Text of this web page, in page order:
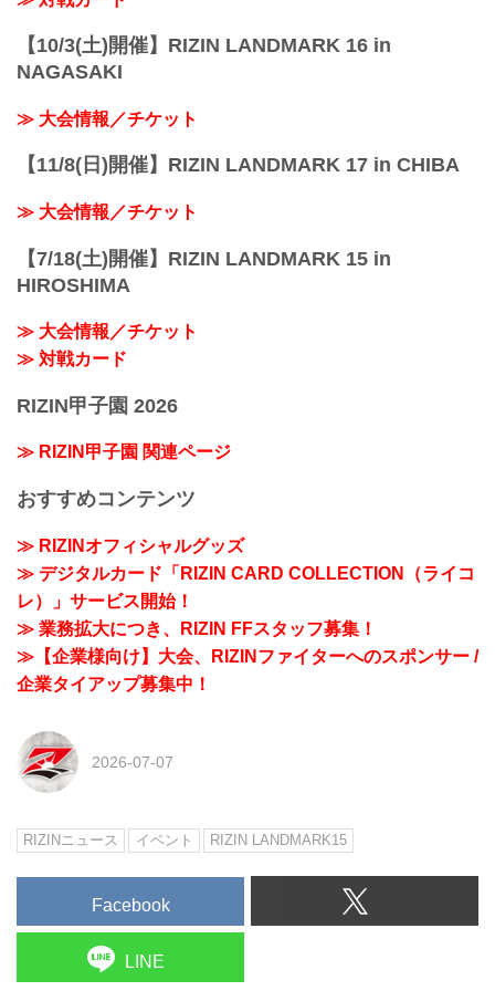
【10/3(土)開催】RIZIN LANDMARK 16 in
NAGASAKI
≫ 大会情報／チケット
【11/8(日)開催】RIZIN LANDMARK 17 in CHIBA
≫ 大会情報／チケット
【7/18(土)開催】RIZIN LANDMARK 15 in
HIROSHIMA
≫ 大会情報／チケット
≫ 対戦カード
RIZIN甲子園 2026
≫ RIZIN甲子園 関連ページ
おすすめコンテンツ
≫ RIZINオフィシャルグッズ
≫ デジタルカード「RIZIN CARD COLLECTION（ライコ
レ）」サービス開始！
≫ 業務拡大につき、RIZIN FFスタッフ募集！
≫【企業様向け】大会、RIZINファイターへのスポンサー /
企業タイアップ募集中！
2026-07-07
RIZINニュース イベント RIZIN LANDMARK15
Facebook
LINE